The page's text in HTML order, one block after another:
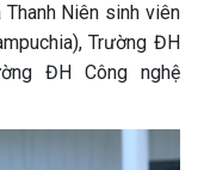
Niên sinh viên
Trường ĐH
ĐH Công nghệ